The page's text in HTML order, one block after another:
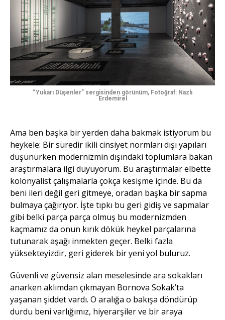
“Yukarı Düşenler” sergisinden görünüm, Fotoğraf: Nazlı
Erdemirel
Ama ben başka bir yerden daha bakmak istiyorum bu
heykele: Bir süredir ikili cinsiyet normları dışı yapıları
düşünürken modernizmin dışındaki toplumlara bakan
araştırmalara ilgi duyuyorum. Bu araştırmalar elbette
kolonyalist çalışmalarla çokça kesişme içinde. Bu da
beni ileri değil geri gitmeye, oradan başka bir sapma
bulmaya çağırıyor. İşte tıpkı bu geri gidiş ve sapmalar
gibi belki parça parça olmuş bu modernizmden
kaçmamız da onun kırık dökük heykel parçalarına
tutunarak aşağı inmekten geçer. Belki fazla
yüksekteyizdir, geri giderek bir yeni yol buluruz.
Güvenli ve güvensiz alan meselesinde ara sokakları
anarken aklımdan çıkmayan Bornova Sokak’ta
yaşanan şiddet vardı. O aralığa o bakışa döndürüp
durdu beni varlığımız, hiyerarşiler ve bir araya